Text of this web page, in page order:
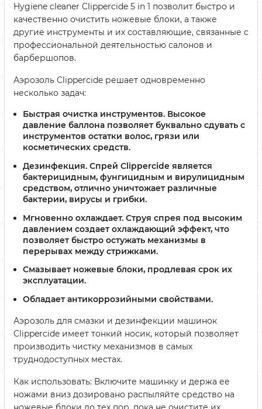
Hygiene cleaner Clippercide 5 in 1 позволит быстро и
качественно очистить ножевые блоки, а также
другие инструменты и их составляющие, связанные с
профессиональной деятельностью салонов и
барбершопов.
Аэрозоль Clippercide решает одновременно
несколько задач:
Быстрая очистка инструментов. Высокое
давление баллона позволяет буквально сдувать с
инструментов остатки волос, грязи или
косметических средств.
Дезинфекция. Спрей Clippercide является
бактерицидным, фунгицидным и вирулицидным
средством, отлично уничтожает различные
бактерии, вирусы и грибки.
Мгновенно охлаждает. Струя спрея под высоким
давлением создает охлаждающий эффект, что
позволяет быстро остужать механизмы в
перерывах между стрижками.
Смазывает ножевые блоки, продлевая срок их
эксплуатации.
Обладает антикоррозийными свойствами.
Аэрозоль для смазки и дезинфекции машинок
Clippercide имеет тонкий носик, который позволяет
производить чистку механизмов в самых
труднодоступных местах.
Как использовать: Включите машинку и держа ее
ножами вниз дозировано распыляйте средство на